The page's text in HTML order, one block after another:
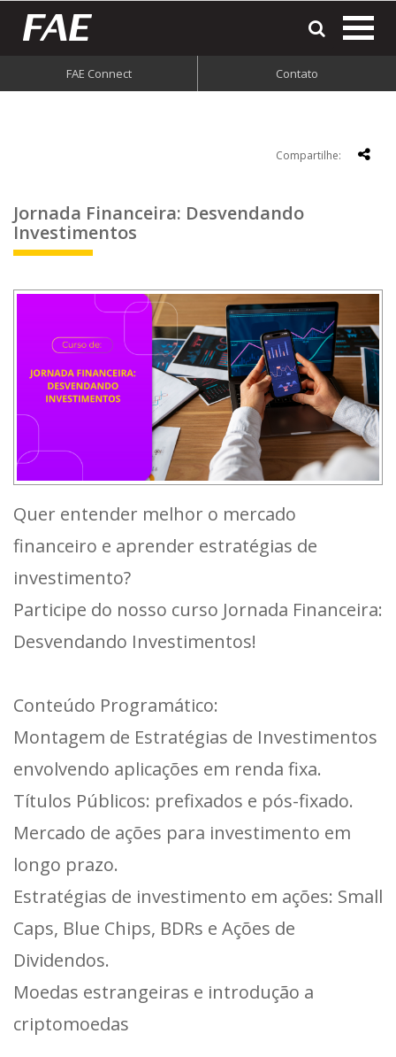
FAE Connect Contato
Compartilhe:
Jornada Financeira: Desvendando
Investimentos
Quer entender melhor o mercado
financeiro e aprender estratégias de
investimento?
Participe do nosso curso Jornada Financeira:
Desvendando Investimentos!
Conteúdo Programático:
Montagem de Estratégias de Investimentos
envolvendo aplicações em renda fixa.
Títulos Públicos: prefixados e pós-fixado.
Mercado de ações para investimento em
longo prazo.
Estratégias de investimento em ações: Small
Caps, Blue Chips, BDRs e Ações de
Dividendos.
Moedas estrangeiras e introdução a
criptomoedas